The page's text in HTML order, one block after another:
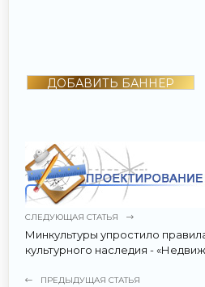
ДОБАВИТЬ БАННЕР
СЛЕДУЮЩАЯ СТАТЬЯ
Минкультуры упростило
культурного наследия -
ПРЕДЫДУЩАЯ СТАТЬЯ